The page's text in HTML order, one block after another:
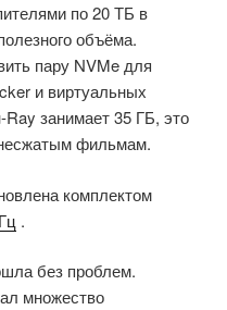
по 20 ТБ в
объёма.
пару NVMe для
и виртуальных
занимает 35 ГБ, это
фильмам.
комплектом
.
без проблем.
множество